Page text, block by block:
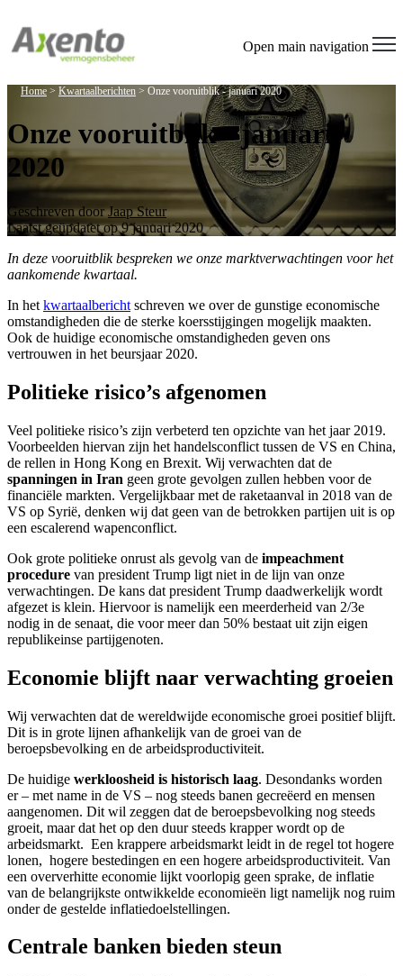
Open main navigation
Home > Kwartaalberichten > Onze vooruitblik - januari 2020
Onze vooruitblik - januari
2020
Geschreven doorJaap Steur
Laatst geüpdatet op 9 januari 2020
In deze vooruitblik bespreken we onze marktverwachtingen voor het
aankomende kwartaal.
In het kwartaalbericht schreven we over de gunstige economische
omstandigheden die de sterke koersstijgingen mogelijk maakten.
Ook de huidige economische omstandigheden geven ons
vertrouwen in het beursjaar 2020.
Politieke risico’s afgenomen
Veel politieke risico’s zijn verbeterd ten opzichte van het jaar 2019.
Voorbeelden hiervan zijn het handelsconflict tussen de VS en China,
de rellen in Hong Kong en Brexit. Wij verwachten dat de
spanningen in Iran geen grote gevolgen zullen hebben voor de
financiële markten. Vergelijkbaar met de raketaanval in 2018 van de
VS op Syrië, denken wij dat geen van de betrokken partijen uit is op
een escalerend wapenconflict.
Ook grote politieke onrust als gevolg van de impeachment
procedure van president Trump ligt niet in de lijn van onze
verwachtingen. De kans dat president Trump daadwerkelijk wordt
afgezet is klein. Hiervoor is namelijk een meerderheid van 2/3e
nodig in de senaat, die voor meer dan 50% bestaat uit zijn eigen
republikeinse partijgenoten.
Economie blijft naar verwachting groeien
Wij verwachten dat de wereldwijde economische groei positief blijft.
Dit is in grote lijnen afhankelijk van de groei van de
beroepsbevolking en de arbeidsproductiviteit.
De huidige werkloosheid is historisch laag. Desondanks worden
er – met name in de VS – nog steeds banen gecreëerd en mensen
aangenomen. Dit wil zeggen dat de beroepsbevolking nog steeds
groeit, maar dat het op den duur steeds krapper wordt op de
arbeidsmarkt. Een krappere arbeidsmarkt leidt in de regel tot hogere
lonen, hogere bestedingen en een hogere arbeidsproductiviteit. Van
een oververhitte economie lijkt voorlopig geen sprake, de inflatie
van de belangrijkste ontwikkelde economieën ligt namelijk nog ruim
onder de gestelde inflatiedoelstellingen.
Centrale banken bieden steun